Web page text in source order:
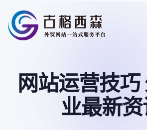
网站运营技巧
业最新资